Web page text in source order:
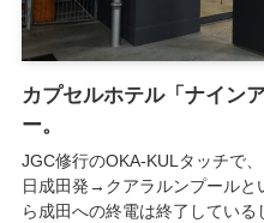
カプセルホテル「ナイン
ー。
JGC修行のOKA-KULタッチで
日成田発→クアラルンプール
ら成田への終電は終了してい